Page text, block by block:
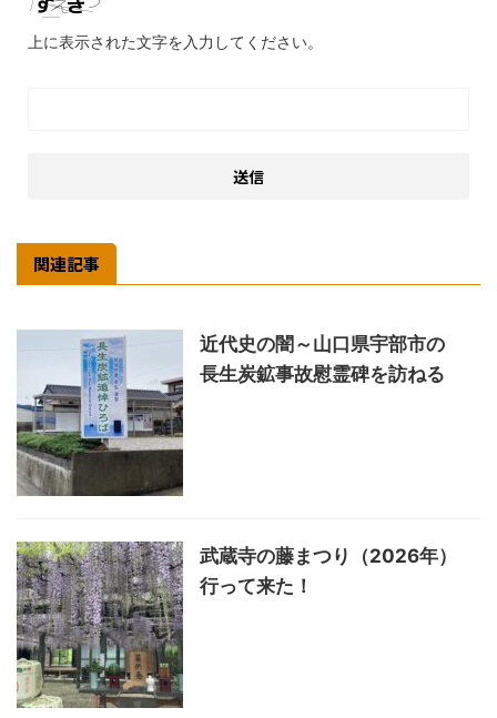
上に表示された文字を入力してください。
関連記事
近代史の闇～山口県宇部市の
長生炭鉱事故慰霊碑を訪ねる
武蔵寺の藤まつり（2026年）
行って来た！